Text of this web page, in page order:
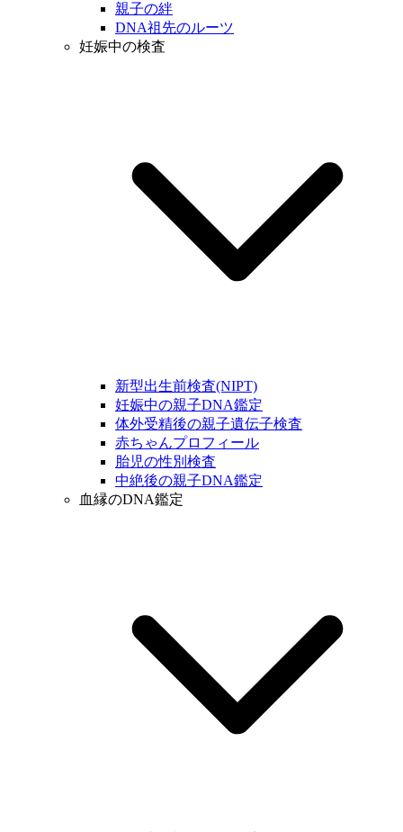
親子の絆
DNA祖先のルーツ
妊娠中の検査
新型出生前検査(NIPT)
妊娠中の親子DNA鑑定
体外受精後の親子遺伝子検査
赤ちゃんプロフィール
胎児の性別検査
中絶後の親子DNA鑑定
血縁のDNA鑑定